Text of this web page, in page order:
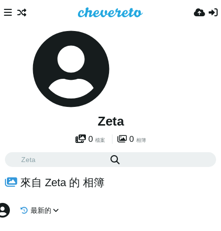
Zeta
0 檔案 0 相簿
來自 Zeta 的 相簿
最新的